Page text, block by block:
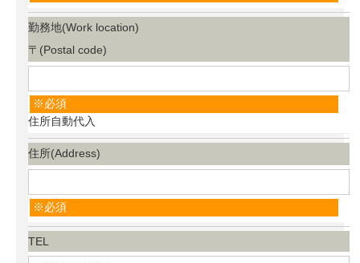
勤務地(Work location)
〒(Postal code)
必須
住所自動代入
住所(Address)
必須
TEL